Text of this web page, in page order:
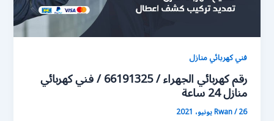
فني كهربائي منازل
رقم كهربائي الجهراء / 66191325 / فني كهربائي
منازل 24 ساعة
Rwan/26 يونيو، 2021